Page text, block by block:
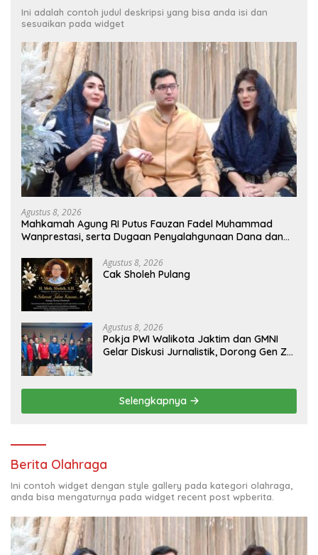
Ini adalah contoh judul deskripsi yang bisa anda isi dan
sesuaikan pada widget
Agustus 8, 2026
Mahkamah Agung RI Putus Fauzan Fadel Muhammad
Wanprestasi, serta Dugaan Penyalahgunaan Dana dan
Agustus 8, 2026
Cak Sholeh Pulang
Agustus 8, 2026
Pokja PWI Walikota Jaktim dan GMNI
Gelar Diskusi Jurnalistik, Dorong Gen Z
Selengkapnya
Berita Olahraga
Ini contoh widget dengan style gallery pada kategori olahraga,
anda bisa mengaturnya pada widget recent post wpberita.